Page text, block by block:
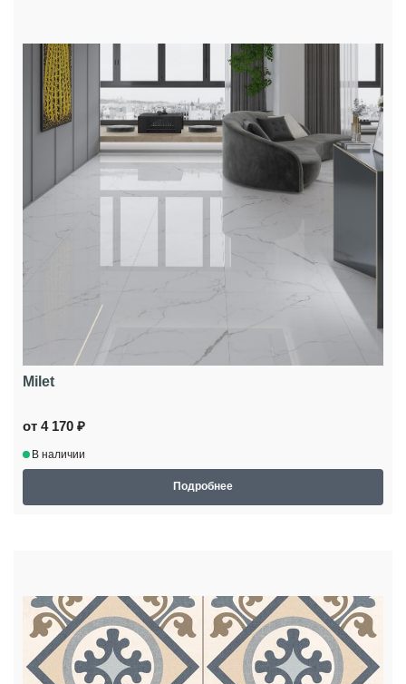
Milet
от 4 170 ₽
В наличии
Подробнее